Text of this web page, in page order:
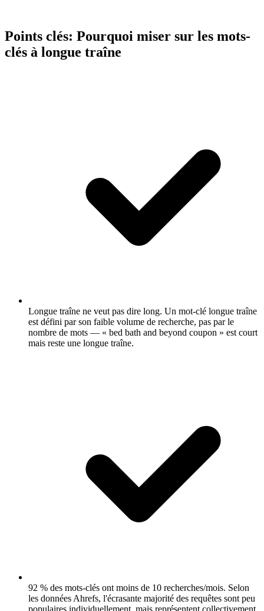
Points clés: Pourquoi miser sur les mots-
clés à longue traîne
Longue traîne ne veut pas dire long. Un mot-clé longue traîne
est défini par son faible volume de recherche, pas par le
nombre de mots — « bed bath and beyond coupon » est court
mais reste une longue traîne.
92 % des mots-clés ont moins de 10 recherches/mois. Selon
les données Ahrefs, l'écrasante majorité des requêtes sont peu
populaires individuellement, mais représentent collectivement